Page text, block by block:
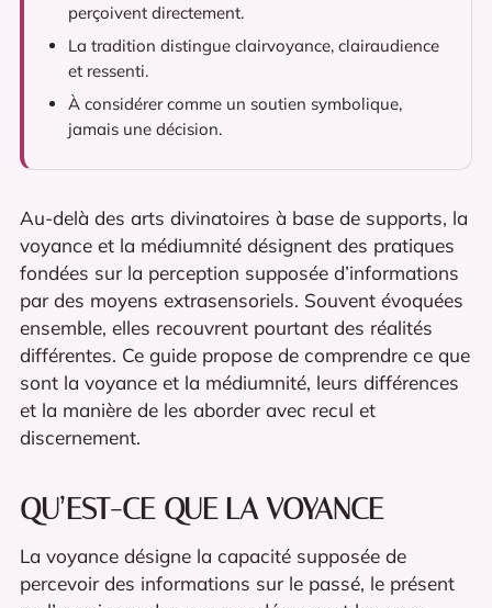
perçoivent directement.
La tradition distingue clairvoyance, clairaudience
et ressenti.
À considérer comme un soutien symbolique,
jamais une décision.
Au-delà des arts divinatoires à base de supports, la
voyance et la médiumnité désignent des pratiques
fondées sur la perception supposée d’informations
par des moyens extrasensoriels. Souvent évoquées
ensemble, elles recouvrent pourtant des réalités
différentes. Ce guide propose de comprendre ce que
sont la voyance et la médiumnité, leurs différences
et la manière de les aborder avec recul et
discernement.
QU’EST-CE QUE LA VOYANCE
La voyance désigne la capacité supposée de
percevoir des informations sur le passé, le présent